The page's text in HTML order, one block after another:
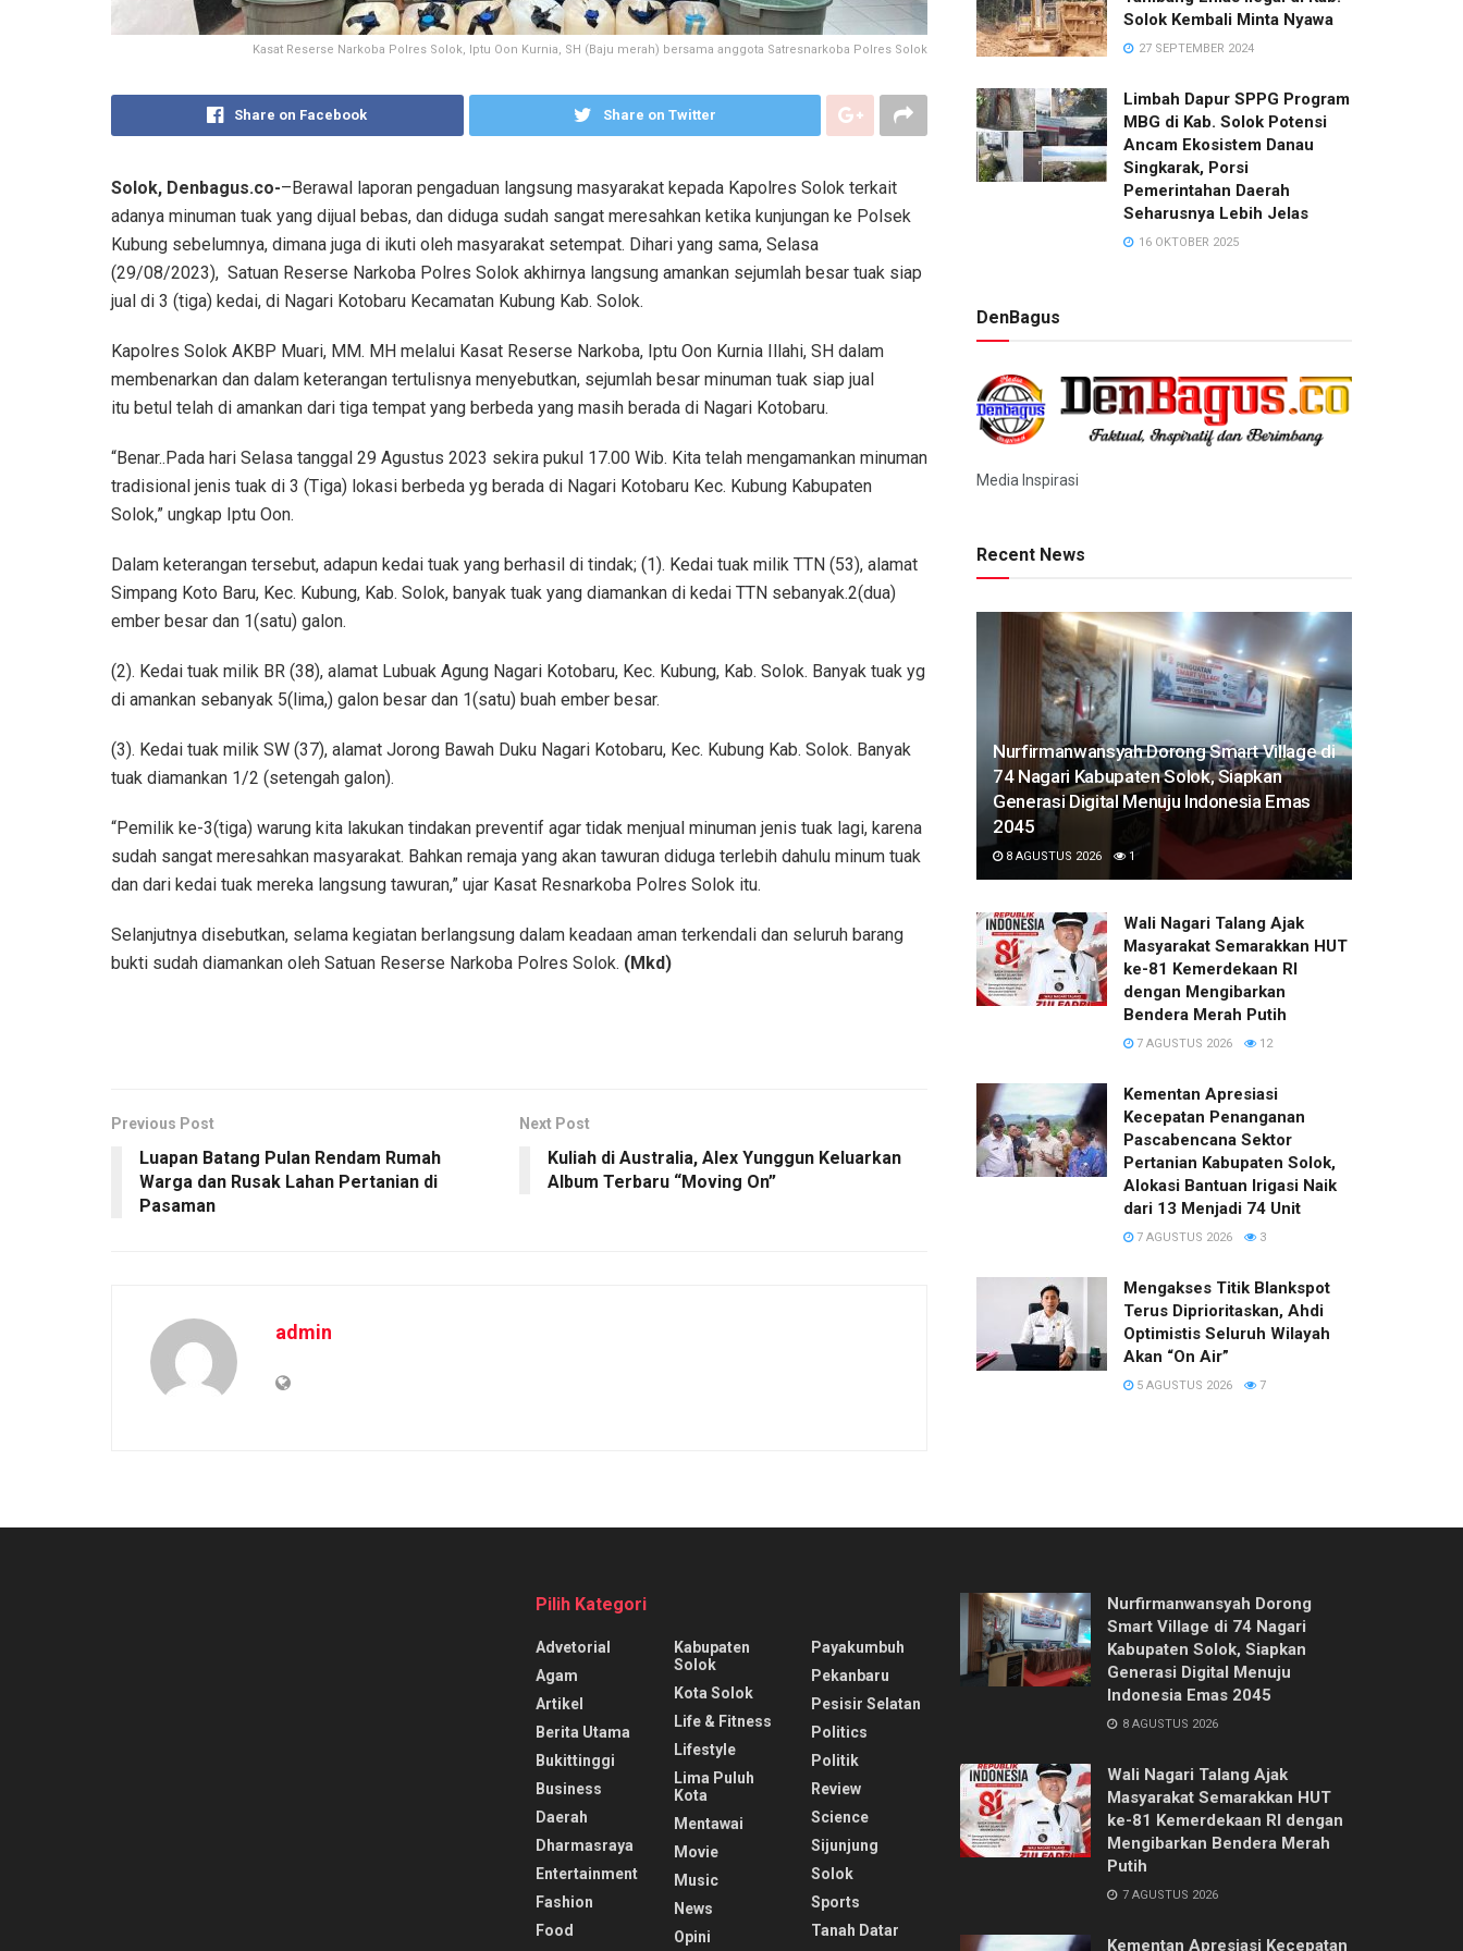
Kasat Reserse Narkoba Polres Solok, Iptu Oon Kurnia, SH (Baju merah) bersama anggota Satresnarkoba Polres Solok
Share on Facebook Share on Twitter
Solok, Denbagus.co-–Berawal laporan pengaduan langsung masyarakat kepada Kapolres Solok terkait
adanya minuman tuak yang dijual bebas, dan diduga sudah sangat meresahkan ketika kunjungan ke Polsek
Kubung sebelumnya, dimana juga di ikuti oleh masyarakat setempat. Dihari yang sama, Selasa
(29/08/2023), Satuan Reserse Narkoba Polres Solok akhirnya langsung amankan sejumlah besar tuak siap
jual di 3 (tiga) kedai, di Nagari Kotobaru Kecamatan Kubung Kab. Solok.
Kapolres Solok AKBP Muari, MM. MH melalui Kasat Reserse Narkoba, Iptu Oon Kurnia Illahi, SH dalam
membenarkan dan dalam keterangan tertulisnya menyebutkan, sejumlah besar minuman tuak siap jual
itu betul telah di amankan dari tiga tempat yang berbeda yang masih berada di Nagari Kotobaru.
“Benar..Pada hari Selasa tanggal 29 Agustus 2023 sekira pukul 17.00 Wib. Kita telah mengamankan minuman
tradisional jenis tuak di 3 (Tiga) lokasi berbeda yg berada di Nagari Kotobaru Kec. Kubung Kabupaten
Solok,” ungkap Iptu Oon.
Dalam keterangan tersebut, adapun kedai tuak yang berhasil di tindak; (1). Kedai tuak milik TTN (53), alamat
Simpang Koto Baru, Kec. Kubung, Kab. Solok, banyak tuak yang diamankan di kedai TTN sebanyak.2(dua)
ember besar dan 1(satu) galon.
(2). Kedai tuak milik BR (38), alamat Lubuak Agung Nagari Kotobaru, Kec. Kubung, Kab. Solok. Banyak tuak yg
di amankan sebanyak 5(lima,) galon besar dan 1(satu) buah ember besar.
(3). Kedai tuak milik SW (37), alamat Jorong Bawah Duku Nagari Kotobaru, Kec. Kubung Kab. Solok. Banyak
tuak diamankan 1/2 (setengah galon).
“Pemilik ke-3(tiga) warung kita lakukan tindakan preventif agar tidak menjual minuman jenis tuak lagi, karena
sudah sangat meresahkan masyarakat. Bahkan remaja yang akan tawuran diduga terlebih dahulu minum tuak
dan dari kedai tuak mereka langsung tawuran,” ujar Kasat Resnarkoba Polres Solok itu.
Selanjutnya disebutkan, selama kegiatan berlangsung dalam keadaan aman terkendali dan seluruh barang
bukti sudah diamankan oleh Satuan Reserse Narkoba Polres Solok. (Mkd)
Previous Post
Luapan Batang Pulan Rendam Rumah
Warga dan Rusak Lahan Pertanian di
Pasaman
Next Post
Kuliah di Australia, Alex Yunggun Keluarkan
Album Terbaru “Moving On”
admin
Solok Kembali Minta Nyawa
27 SEPTEMBER 2024
Limbah Dapur SPPG Program
MBG di Kab. Solok Potensi
Ancam Ekosistem Danau
Singkarak, Porsi
Pemerintahan Daerah
Seharusnya Lebih Jelas
16 OKTOBER 2025
DenBagus
Media Inspirasi
Recent News
Nurfirmanwansyah Dorong Smart Village di
74 Nagari Kabupaten Solok, Siapkan
Generasi Digital Menuju Indonesia Emas
2045
8 AGUSTUS 2026 1
Wali Nagari Talang Ajak
Masyarakat Semarakkan HUT
ke-81 Kemerdekaan RI
dengan Mengibarkan
Bendera Merah Putih
7 AGUSTUS 2026 12
Kementan Apresiasi
Kecepatan Penanganan
Pascabencana Sektor
Pertanian Kabupaten Solok,
Alokasi Bantuan Irigasi Naik
dari 13 Menjadi 74 Unit
7 AGUSTUS 2026 3
Mengakses Titik Blankspot
Terus Diprioritaskan, Ahdi
Optimistis Seluruh Wilayah
Akan “On Air”
5 AGUSTUS 2026 7
Pilih Kategori
Advetorial
Agam
Artikel
Berita Utama
Bukittinggi
Business
Daerah
Dharmasraya
Entertainment
Fashion
Food
Kabupaten
Solok
Kota Solok
Life & Fitness
Lifestyle
Lima Puluh
Kota
Mentawai
Movie
Music
News
Opini
Payakumbuh
Pekanbaru
Pesisir Selatan
Politics
Politik
Review
Science
Sijunjung
Solok
Sports
Tanah Datar
Nurfirmanwansyah Dorong
Smart Village di 74 Nagari
Kabupaten Solok, Siapkan
Generasi Digital Menuju
Indonesia Emas 2045
8 AGUSTUS 2026
Wali Nagari Talang Ajak
Masyarakat Semarakkan HUT
ke-81 Kemerdekaan RI dengan
Mengibarkan Bendera Merah
Putih
7 AGUSTUS 2026
Kementan Apresiasi Kecepatan